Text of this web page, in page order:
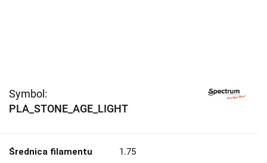
Symbol:
PLA_STONE_AGE_LIGHT
Średnica filamentu 1.75